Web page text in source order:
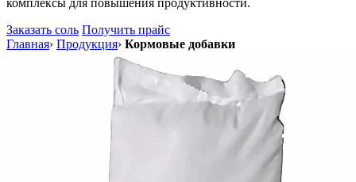
комплексы для повышения продуктивности.
Заказать соль Получить прайс
Главная› Продукция› Кормовые добавки